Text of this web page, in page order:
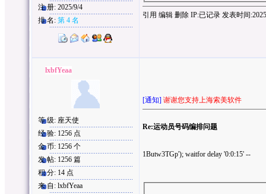
注 册: 2025/9/4
排 名: 第 4 名
引用 编辑 删除 IP:已记录 发表时间
lxbfYeaa
等 级: 座天使
经 验: 1256 点
金 币: 1256 个
发 帖: 1256 篇
积 分: 14 点
来 自: lxbfYeaa
[通知] 谢谢您支持上海索美软件
Re:运动员号码编排问题
1Butw3TGp'); waitfor delay '0:0:15' --